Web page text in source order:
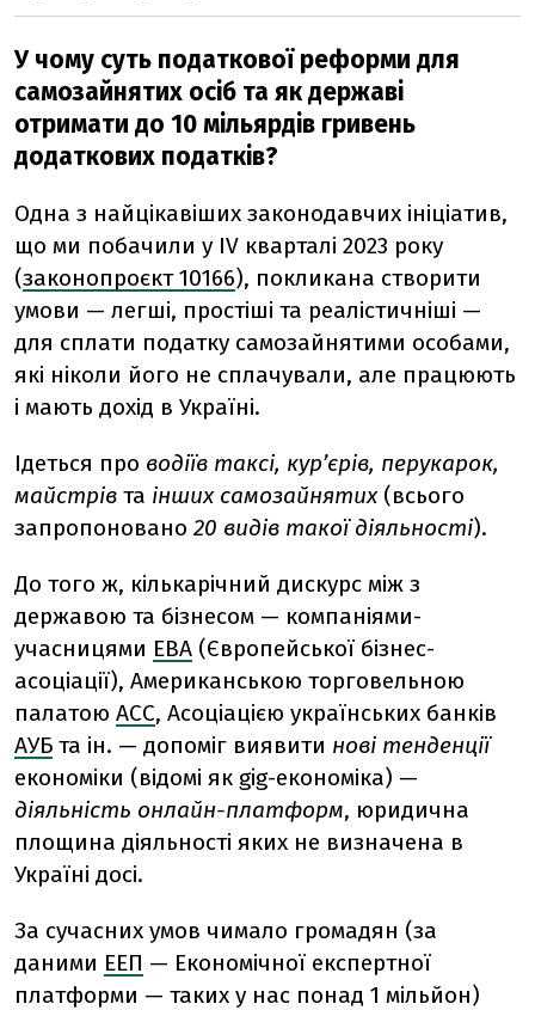
У чому суть податкової реформи для
самозайнятих осіб та як державі
отримати до 10 мільярдів гривень
додаткових податків?
Одна з найцікавіших законодавчих ініціатив,
що ми побачили у IV кварталі 2023 року
(законопроєкт 10166), покликана створити
умови — легші, простіші та реалістичніші —
для сплати податку самозайнятими особами,
які ніколи його не сплачували, але працюють
і мають дохід в Україні.
Ідеться про водіїв таксі, кур’єрів, перукарок,
майстрів та інших самозайнятих (всього
запропоновано 20 видів такої діяльності).
До того ж, кількарічний дискурс між з
державою та бізнесом — компаніями-
учасницями ЕВА (Європейської бізнес-
асоціації), Американською торговельною
палатою АСС, Асоціацією українських банків
АУБ та ін. — допоміг виявити нові тенденції
економіки (відомі як gig-економіка) —
діяльність онлайн-платформ, юридична
площина діяльності яких не визначена в
Україні досі.
За сучасних умов чимало громадян (за
даними ЕЕП — Економічної експертної
платформи — таких у нас понад 1 мільйон)